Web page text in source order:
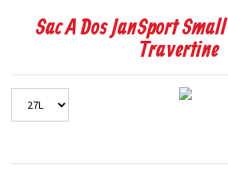
Sac A Dos JanSport
Travertine